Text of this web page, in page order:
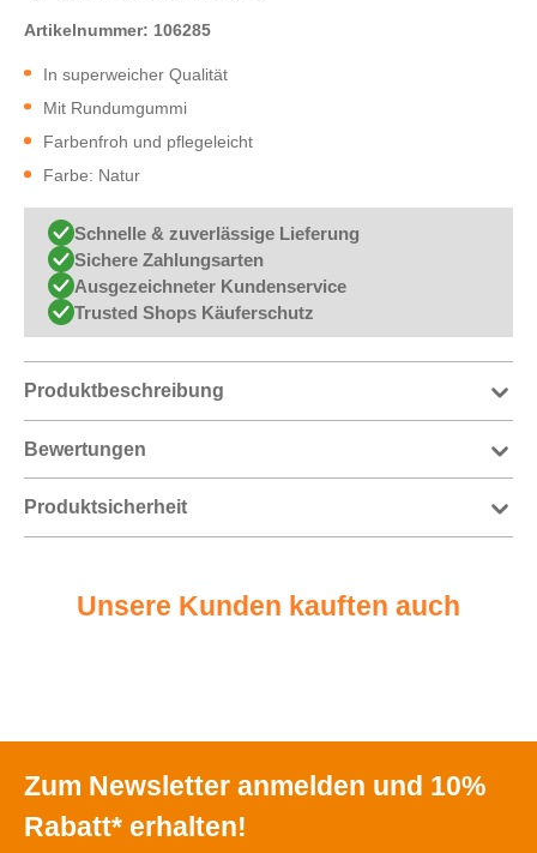
Artikelnummer: 106285
In superweicher Qualität
Mit Rundumgummi
Farbenfroh und pflegeleicht
Farbe: Natur
Schnelle & zuverlässige Lieferung
Sichere Zahlungsarten
Ausgezeichneter Kundenservice
Trusted Shops Käuferschutz
Produktbeschreibung
Bewertungen
Produktsicherheit
Unsere Kunden kauften auch
Zum Newsletter anmelden und 10%
Rabatt* erhalten!